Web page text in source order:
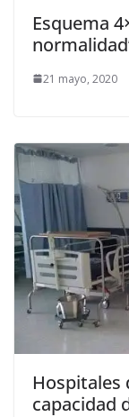
Esquema
21 mayo, 2020
Hospitales
capacidad